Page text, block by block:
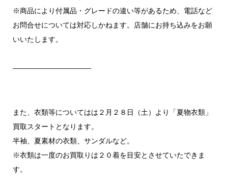
※商品により付属品・グレードの違い等があるため、電話など
お問合せについては対応しかねます。店舗にお持ち込みをお願
いいたします。
———————————
また、衣類等についてはは２月２８日（土）より「夏物衣類」
買取スタートとなります。
半袖、夏素材の衣類、サンダルなど。
※衣類は一度のお買取りは２０着を目安とさせていたできま
す。